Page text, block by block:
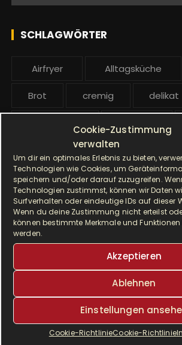
Cookie-Zustimmung
verwalten
Um dir ein optimales Erlebnis zu bieten,
Technologien wie Cookies, um
speichern und/oder darauf zuzugreifen.
Technologien zustimmst, können wir Daten
Surfverhalten oder eindeutige IDs auf dieser
Wenn du deine Zustimmung nicht erteilst
können bestimmte Merkmale und
werden.
Akzeptieren
Ablehnen
Einstellungen
Cookie-RichtlinieCookie-Richtlinie
c
:
e SCHLAGWÖRTER
Airfryer Alltagsküche
Brot cremig delikat
Hauptgericht Hefe
HP5031
I Prep & Cook Gourmet
Krups Master
Krups Prep & Cook
Krups Prep & Cook
Krups Prep and Cook